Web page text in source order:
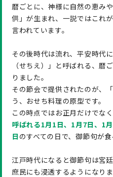
暦ごとに、神様に自然の恵み
供」が生まれ、一説ではこれ
言われています。
その後時代は流れ、平安時代
（せちえ）」と呼ばれる、暦
りました。
その節会で提供されたのが、「
う、おせち料理の原型です。
この時点ではお正月だけでな
呼ばれる1月1日、1月7日、1
日 のすべての日で、御節句が食
江戸時代になると御節句は宮
庶民にも浸透するようになりま